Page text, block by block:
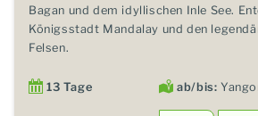
Bagan und dem idyllischen Inle See.
Königsstadt Mandalay und den
Felsen.
13 Tage ab/bis: